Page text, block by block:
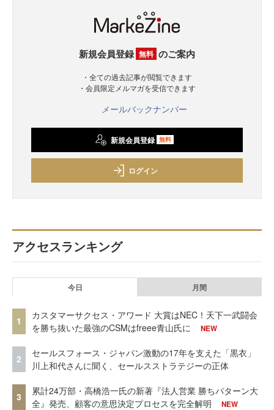
新規会員登録 無料 のご案内
・全ての過去記事が閲覧できます
・会員限定メルマガを受信できます
メールバックナンバー
新規会員登録 無料
ログイン
アクセスランキング
今日 月間
1
カスタマーサクセス・アワード 大賞はNEC！天下一武闘会
を勝ち抜いた最強のCSMはfreee青山氏に
NEW
2
セールスフォース・ジャパン激動の17年を支えた「黒衣」
川上和代さんに聞く、セールスストラテジーの正体
3
累計24万部・高橋浩一氏の新著『法人営業 勝ちパターン大
全』発売、顧客の意思決定プロセスを完全解明
NEW